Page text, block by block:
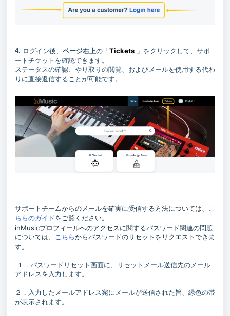
4. ログイン後、 ページ右上の「 Tickets 」をクリックして、サポ
ートチケットを確認できます。
ステータスの確認、やり取りの閲覧、およびメールを使用する代わ
りに直接返信することが可能です。
サポートチームからのメールを確実に受信する方法については、 こ
ちらのガイドをご覧ください。
inMusicプロフィールへのアクセスに関するパスワード関連の問題
については、 こちらからパスワードのリセットをリクエストできま
す。
１．パスワードリセット画面に、リセットメール送信先のメール
アドレスを入力します。
２．入力したメールアドレス宛にメールが送信された旨、緑色の帯
が表示されます。